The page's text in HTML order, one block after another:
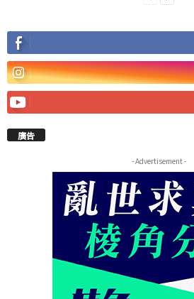
廣告
- Advertisement -